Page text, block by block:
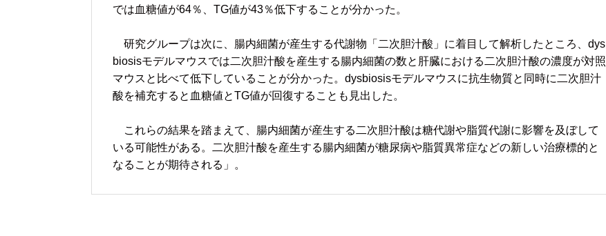
では血糖値が64％、TG値が43％低下することが分かった。
研究グループは次に、腸内細菌が産生する代謝物「二次胆汁酸」に着目して解析したところ、dys
biosisモデルマウスでは二次胆汁酸を産生する腸内細菌の数と肝臓における二次胆汁酸の濃度が対照
マウスと比べて低下していることが分かった。dysbiosisモデルマウスに抗生物質と同時に二次胆汁
酸を補充すると血糖値とTG値が回復することも見出した。
これらの結果を踏まえて、腸内細菌が産生する二次胆汁酸は糖代謝や脂質代謝に影響を及ぼして
いる可能性がある。二次胆汁酸を産生する腸内細菌が糖尿病や脂質異常症などの新しい治療標的と
なることが期待される」。